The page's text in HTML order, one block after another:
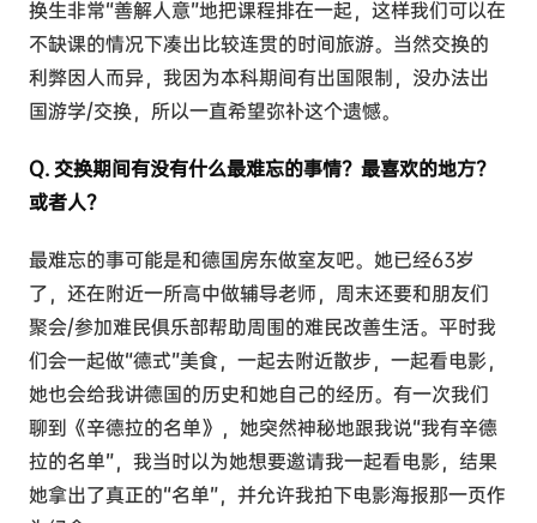
换生非常“善解人意”地把课程排在一起，这样我们可以在
不缺课的情况下凑出比较连贯的时间旅游。当然交换的
利弊因人而异，我因为本科期间有出国限制，没办法出
国游学/交换，所以一直希望弥补这个遗憾。
Q. 交换期间有没有什么最难忘的事情？最喜欢的地方？
或者人？
最难忘的事可能是和德国房东做室友吧。她已经63岁
了，还在附近一所高中做辅导老师，周末还要和朋友们
聚会/参加难民俱乐部帮助周围的难民改善生活。平时我
们会一起做“德式”美食，一起去附近散步，一起看电影，
她也会给我讲德国的历史和她自己的经历。有一次我们
聊到《辛德拉的名单》，她突然神秘地跟我说“我有辛德
拉的名单”，我当时以为她想要邀请我一起看电影，结果
她拿出了真正的“名单”，并允许我拍下电影海报那一页作